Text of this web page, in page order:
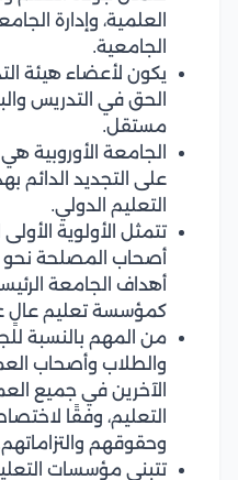
العلمية، وإدارة
الجامعية.
يكون لأعضاء هيئة
الحق في التدريس
مستقل.
الجامعة الأوروبية
على التجديد
التعليم الدولي.
تتمثل الأولوية
أصحاب المصلحة
أهداف الجامعة
كمؤسسة تعليم عالٍ
من المهم بالنسبة
والطلاب وأصحاب
الآخرين في جميع
التعليم، وفقًا
وحقوقهم
تتبنى مؤسسات